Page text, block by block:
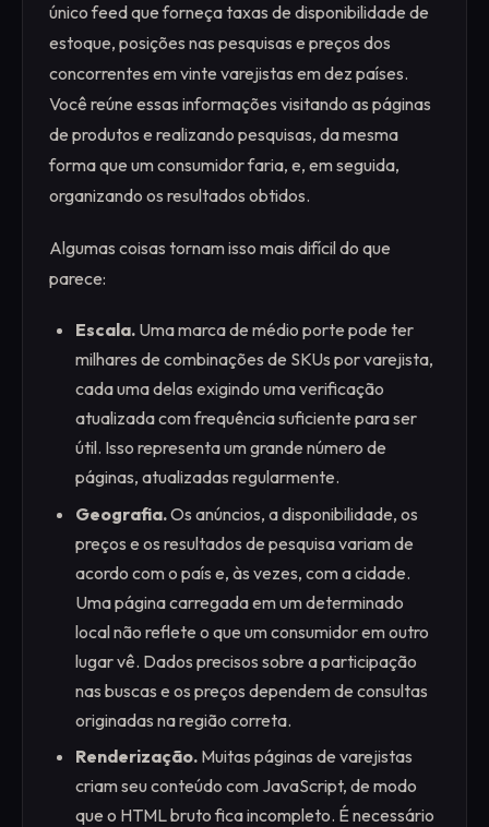
único feed que forneça taxas de disponibilidade de
estoque, posições nas pesquisas e preços dos
concorrentes em vinte varejistas em dez países.
Você reúne essas informações visitando as páginas
de produtos e realizando pesquisas, da mesma
forma que um consumidor faria, e, em seguida,
organizando os resultados obtidos.
Algumas coisas tornam isso mais difícil do que
parece:
Escala. Uma marca de médio porte pode ter
milhares de combinações de SKUs por varejista,
cada uma delas exigindo uma verificação
atualizada com frequência suficiente para ser
útil. Isso representa um grande número de
páginas, atualizadas regularmente.
Geografia.Os anúncios, a disponibilidade, os
preços e os resultados de pesquisa variam de
acordo com o país e, às vezes, com a cidade.
Uma página carregada em um determinado
local não reflete o que um consumidor em outro
lugar vê. Dados precisos sobre a participação
nas buscas e os preços dependem de consultas
originadas na região correta.
Renderização. Muitas páginas de varejistas
criam seu conteúdo com JavaScript, de modo
que o HTML bruto fica incompleto. É necessário